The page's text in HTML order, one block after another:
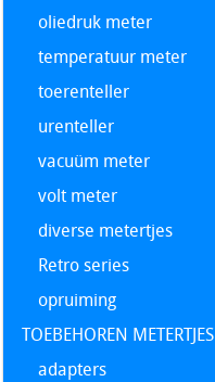
oliedruk meter
temperatuur meter
toerenteller
urenteller
vacuüm meter
volt meter
diverse metertjes
Retro series
opruiming
TOEBEHOREN METERTJES
adapters